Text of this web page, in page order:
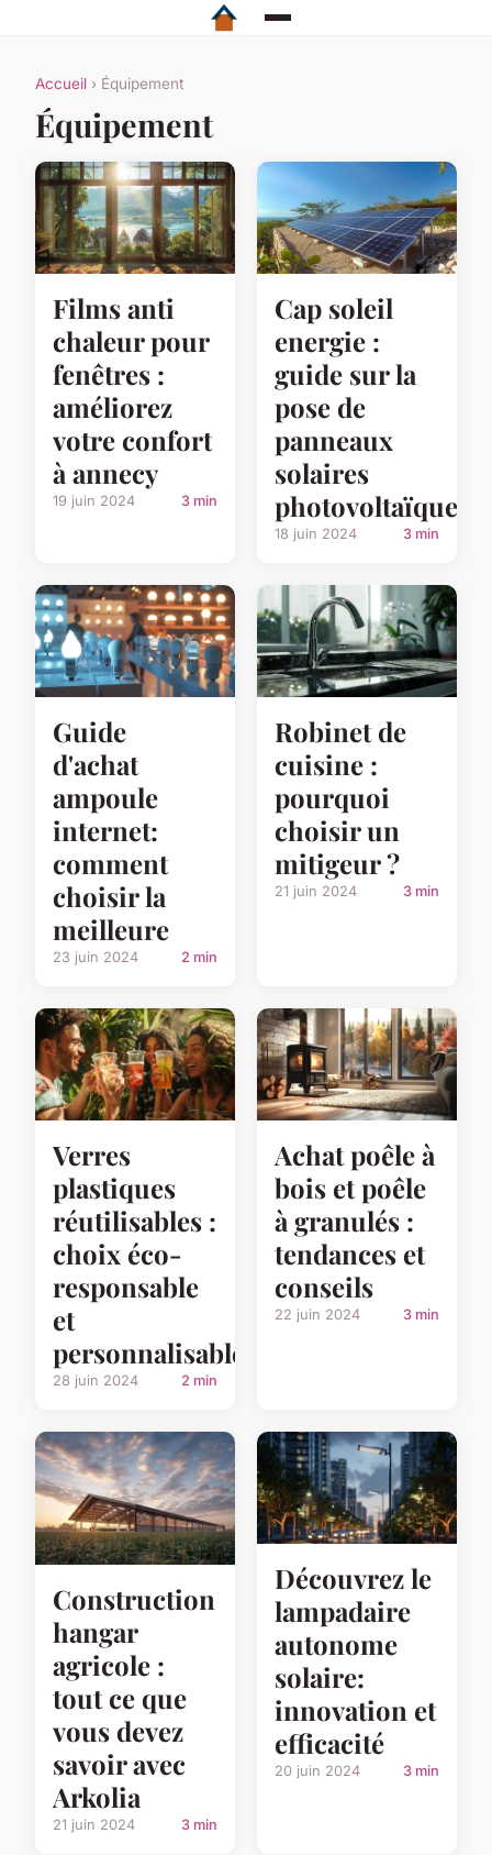
Accueil › Équipement
Équipement
Films anti
chaleur pour
fenêtres :
améliorez
votre confort
à annecy
19 juin 2024 3 min
Cap soleil
energie :
guide sur la
pose de
panneaux
solaires
photovoltaïques
18 juin 2024 3 min
Guide
d'achat
ampoule
internet:
comment
choisir la
meilleure
23 juin 2024 2 min
Robinet de
cuisine :
pourquoi
choisir un
mitigeur ?
21 juin 2024 3 min
Verres
plastiques
réutilisables :
choix éco-
responsable
et
personnalisable
28 juin 2024 2 min
Achat poêle à
bois et poêle
à granulés :
tendances et
conseils
22 juin 2024 3 min
Construction
hangar
agricole :
tout ce que
vous devez
savoir avec
Arkolia
21 juin 2024 3 min
Découvrez le
lampadaire
autonome
solaire:
innovation et
efficacité
20 juin 2024 3 min